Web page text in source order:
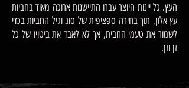
העץ. כל יינות היוצר עברו התיישנות ארוכה מאוד בחביות
עץ אלון, תוך בחירה ספציפית של סוג וגיל החביות בכדי
לשמור את טעמי החבית, אך לא לאבד את ביטויו של כל
זן וזן.